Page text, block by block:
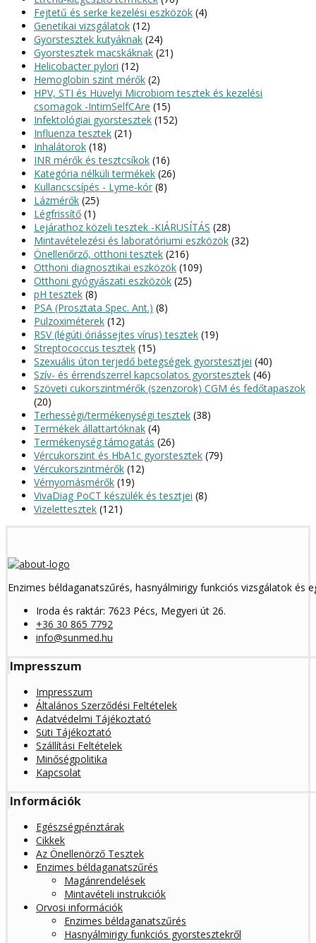
Fejtetű és serke kezelési eszközök (4)
Genetikai vizsgálatok (12)
Gyorstesztek kutyáknak (24)
Gyorstesztek macskáknak (21)
Helicobacter pylori (12)
Hemoglobin szint mérők (2)
HPV, STI és Hüvelyi Microbiom tesztek és kezelési
csomagok -IntimSelfCAre (15)
Infektológiai gyorstesztek (152)
Influenza tesztek (21)
Inhalátorok (18)
INR mérők és tesztcsíkok (16)
Kategória nélküli termékek (26)
Kullancscsípés - Lyme-kór (8)
Lázmérők (25)
Légfrissítő (1)
Lejárathoz közeli tesztek -KIÁRUSÍTÁS (28)
Mintavételezési és laboratóriumi eszközök (32)
Önellenőrző, otthoni tesztek (216)
Otthoni diagnosztikai eszközök (109)
Otthoni gyógyászati eszközök (25)
pH tesztek (8)
PSA (Prosztata Spec. Ant.) (8)
Pulzoximéterek (12)
RSV (légúti óriássejtes vírus) tesztek (19)
Streptococcus tesztek (15)
Szexuális úton terjedő betegségek gyorstesztjei (40)
Szív- és érrendszerrel kapcsolatos gyorstesztek (46)
Szöveti cukorszintmérők (szenzorok) CGM és fedőtapaszok
(20)
Terhességi/termékenységi tesztek (38)
Termékek állattartóknak (4)
Termékenység támogatás (26)
Vércukorszint és HbA1c gyorstesztek (79)
Vércukorszintmérők (12)
Vérnyomásmérők (19)
VivaDiag PoCT készülék és tesztjei (8)
Vizelettesztek (121)
Enzimes béldaganatszűrés, hasnyálmirigy funkciós vizsgálatok és
Iroda és raktár: 7623 Pécs, Megyeri út 26.
+36 30 865 7792
info@sunmed.hu
Impresszum
Impresszum
Általános Szerződési Feltételek
Adatvédelmi Tájékoztató
Süti Tájékoztató
Szállítási Feltételek
Minőségpolitika
Kapcsolat
Információk
Egészségpénztárak
Cikkek
Az Önellenörző Tesztek
Enzimes béldaganatszűrés
Magánrendelések
Mintavételi instrukciók
Orvosi információk
Enzimes béldaganatszűrés
Hasnyálmirigy funkciós gyorstesztekről